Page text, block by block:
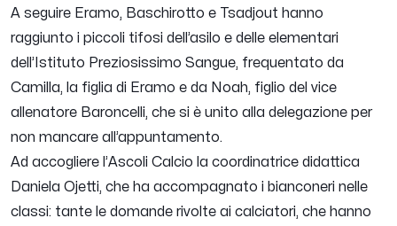
A seguire Eramo, Baschirotto e Tsadjout hanno
raggiunto i piccoli tifosi dell’asilo e delle elementari
dell’Istituto Preziosissimo Sangue, frequentato da
Camilla, la figlia di Eramo e da Noah, figlio del vice
allenatore Baroncelli, che si è unito alla delegazione per
non mancare all’appuntamento.
Ad accogliere l’Ascoli Calcio la coordinatrice didattica
Daniela Ojetti, che ha accompagnato i bianconeri nelle
classi: tante le domande rivolte ai calciatori, che hanno